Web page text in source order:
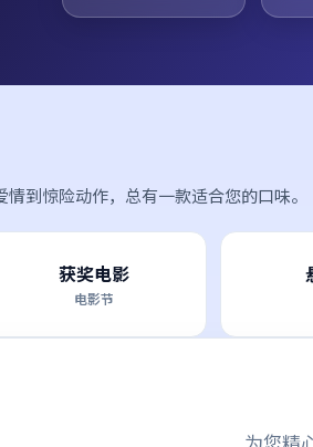
到惊险动作，总有一款适合您的口味。
获奖电影
电影节